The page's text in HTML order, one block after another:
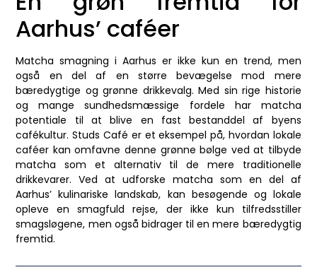
Aarhus’ caféer
Matcha smagning i Aarhus er ikke kun en trend, men
også en del af en større bevægelse mod mere
bæredygtige og grønne drikkevalg. Med sin rige historie
og mange sundhedsmæssige fordele har matcha
potentiale til at blive en fast bestanddel af byens
cafékultur. Studs Café er et eksempel på, hvordan lokale
caféer kan omfavne denne grønne bølge ved at tilbyde
matcha som et alternativ til de mere traditionelle
drikkevarer. Ved at udforske matcha som en del af
Aarhus’ kulinariske landskab, kan besøgende og lokale
opleve en smagfuld rejse, der ikke kun tilfredsstiller
smagsløgene, men også bidrager til en mere bæredygtig
fremtid.